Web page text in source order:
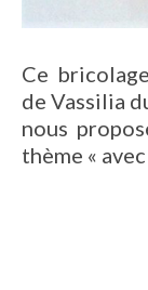
Ce
de Vassilia
nous
thème «